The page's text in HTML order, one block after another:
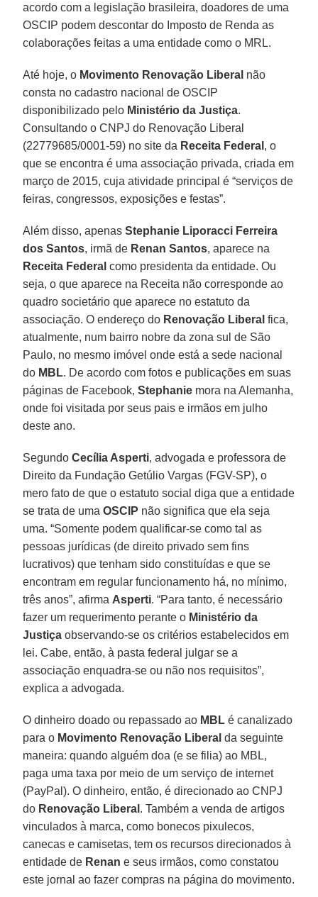
acordo com a legislação brasileira, doadores de uma
OSCIP podem descontar do Imposto de Renda as
colaborações feitas a uma entidade como o MRL.
Até hoje, o Movimento Renovação Liberal não
consta no cadastro nacional de OSCIP
disponibilizado pelo Ministério da Justiça.
Consultando o CNPJ do Renovação Liberal
(22779685/0001-59) no site da Receita Federal , o
que se encontra é uma associação privada, criada em
março de 2015, cuja atividade principal é “serviços de
feiras, congressos, exposições e festas”.
Além disso, apenasStephanie Liporacci Ferreira
dos Santos, irmã de Renan Santos, aparece na
Receita Federal como presidenta da entidade. Ou
seja, o que aparece na Receita não corresponde ao
quadro societário que aparece no estatuto da
associação. O endereço do Renovação Liberal fica,
atualmente, num bairro nobre da zona sul de São
Paulo, no mesmo imóvel onde está a sede nacional
do MBL. De acordo com fotos e publicações em suas
páginas de Facebook,Stephanie mora na Alemanha,
onde foi visitada por seus pais e irmãos em julho
deste ano.
SegundoCecília Asperti, advogada e professora de
Direito da Fundação Getúlio Vargas (FGV-SP), o
mero fato de que o estatuto social diga que a entidade
se trata de umaOSCIP não significa que ela seja
uma. “Somente podem qualificar-se como tal as
pessoas jurídicas (de direito privado sem fins
lucrativos) que tenham sido constituídas e que se
encontram em regular funcionamento há, no mínimo,
três anos”, afirma Asperti. “Para tanto, é necessário
fazer um requerimento perante o Ministério da
Justiça observando-se os critérios estabelecidos em
lei. Cabe, então, à pasta federal julgar se a
associação enquadra-se ou não nos requisitos”,
explica a advogada.
O dinheiro doado ou repassado ao MBL é canalizado
para o Movimento Renovação Liberal da seguinte
maneira: quando alguém doa (e se filia) ao MBL,
paga uma taxa por meio de um serviço de internet
(PayPal). O dinheiro, então, é direcionado ao CNPJ
do Renovação Liberal . Também a venda de artigos
vinculados à marca, como bonecos pixulecos,
canecas e camisetas, tem os recursos direcionados à
entidade de Renan e seus irmãos, como constatou
este jornal ao fazer compras na página do movimento.